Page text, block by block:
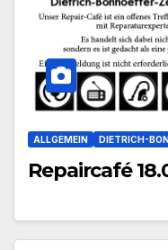
ALLGEMEIN DIETRICH-
Repaircafé